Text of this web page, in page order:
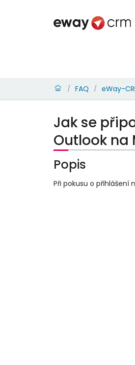
/ FAQ / eWay-
Jak se
Outlook na
Popis
Při pokusu o přihlášení